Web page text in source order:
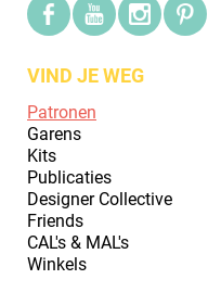
VIND JE WEG
Patronen
Garens
Kits
Publicaties
Designer Collective
Friends
CAL's & MAL's
Winkels